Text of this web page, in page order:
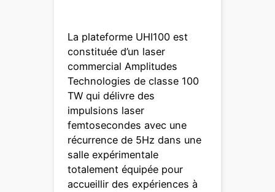
La plateforme UHI100 est
constituée d’un laser
commercial Amplitudes
Technologies de classe 100
TW qui délivre des
impulsions laser
femtosecondes avec une
récurrence de 5Hz dans une
salle expérimentale
totalement équipée pour
accueillir des expériences à